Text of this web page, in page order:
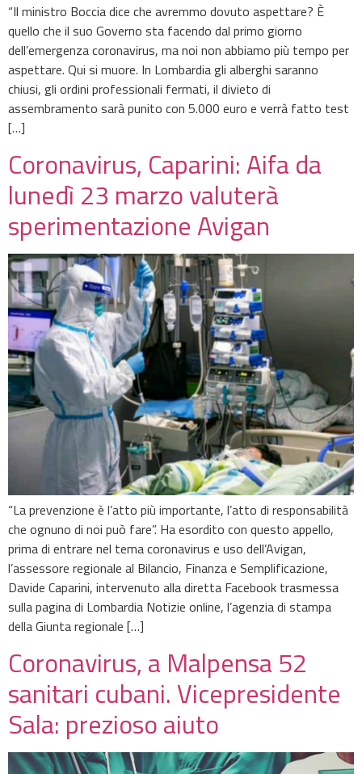
“Il ministro Boccia dice che avremmo dovuto aspettare? È
quello che il suo Governo sta facendo dal primo giorno
dell’emergenza coronavirus, ma noi non abbiamo più tempo per
aspettare. Qui si muore. In Lombardia gli alberghi saranno
chiusi, gli ordini professionali fermati, il divieto di
assembramento sarà punito con 5.000 euro e verrà fatto test
[…]
Coronavirus, Caparini: Aifa da
lunedì 23 marzo valuterà
sperimentazione Avigan
“La prevenzione è l’atto più importante, l’atto di responsabilità
che ognuno di noi può fare”. Ha esordito con questo appello,
prima di entrare nel tema coronavirus e uso dell’Avigan,
l’assessore regionale al Bilancio, Finanza e Semplificazione,
Davide Caparini, intervenuto alla diretta Facebook trasmessa
sulla pagina di Lombardia Notizie online, l’agenzia di stampa
della Giunta regionale […]
Coronavirus, a Malpensa 52
sanitari cubani. Vicepresidente
Sala: prezioso aiuto